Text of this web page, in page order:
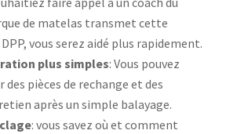
de matelas transmet cette
vous serez aidé plus rapidement.
plus simples: Vous pouvez
pièces de rechange et des
après un simple balayage.
: vous savez où et comment